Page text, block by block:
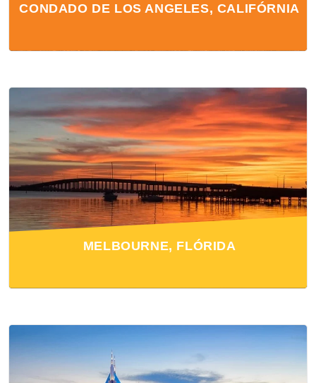
CONDADO DE LOS ANGELES, CALIFÓRNIA
MELBOURNE, FLÓRIDA